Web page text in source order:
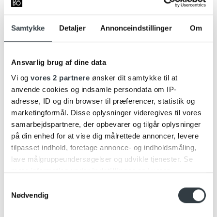
Samtykke Detaljer Annonceindstillinger Om
Ansvarlig brug af dine data
Vi og vores 2 partnere ønsker dit samtykke til at
anvende cookies og indsamle persondata om IP-
adresse, ID og din browser til præferencer, statistik og
marketingformål. Disse oplysninger videregives til vores
samarbejdspartnere, der opbevarer og tilgår oplysninger
på din enhed for at vise dig målrettede annoncer, levere
tilpasset indhold, foretage annonce- og indholdsmåling,
lave målgruppeundersøgelser og udvikle tjenester. Se
mere information underindstillingerog i vores
tilbage eller ændre indstillinger fra vores
"Cookiedeklaration", eller ved at trykke på "Privacy
Nødvendig
luftgennemstrømning og perfekt refleksion af lyden.
Det er i detaljen, magien opstår – og det er her,
Beosound Premiere adskiller sig fra alt andet: et produkt
skabt til dem, der kender forskellen, og bygget til at
Beosound Premiere er udviklet efter Cradle to Cradle®
principperne – en international certificering, der stiller
høje krav til både materialer, produktion og
genanvendelighed.
Det betyder, at produktet ikke blot er designet til at
performe, men også til at kunne repareres, opgraderes
og recirkuleres.
Den modulære opbygning gør det muligt at udskifte
komponenter over tid, og konstruktionen er skabt til at
5 års garanti